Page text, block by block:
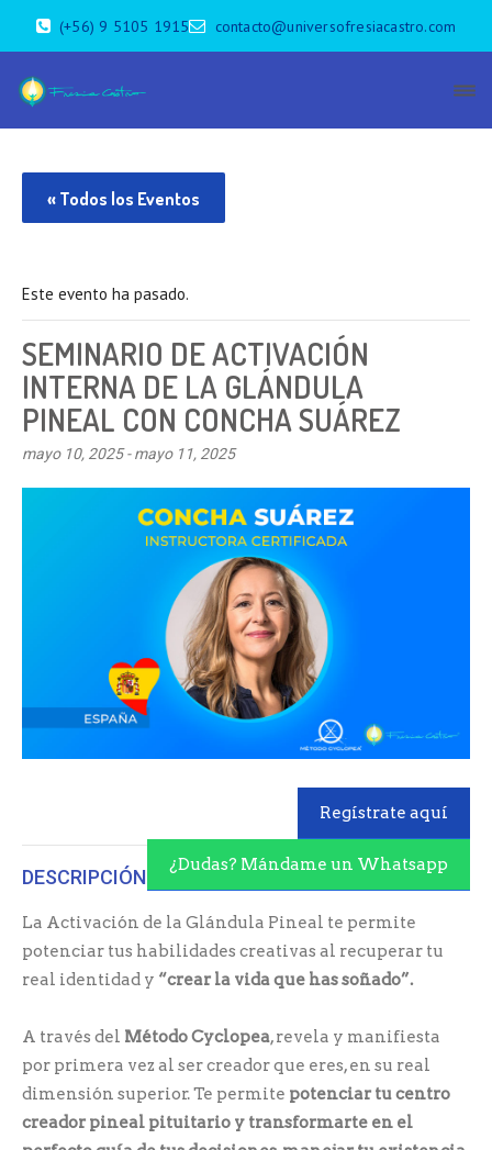
(+56) 9 5105 1915 contacto@universofresiacastro.com
« Todos los Eventos
Este evento ha pasado.
SEMINARIO DE ACTIVACIÓN
INTERNA DE LA GLÁNDULA
PINEAL CON CONCHA SUÁREZ
mayo 10, 2025-mayo 11, 2025
Regístrate aquí
¿Dudas? Mándame un Whatsapp
DESCRIPCIÓN
La Activación de la Glándula Pineal te permite
potenciar tus habilidades creativas al recuperar tu
real identidad y “crear la vida que has soñado”.
A través del Método Cyclopea, revela y manifiesta
por primera vez al ser creador que eres, en su real
dimensión superior. Te permite potenciar tu centro
creador pineal pituitario y transformarte en el